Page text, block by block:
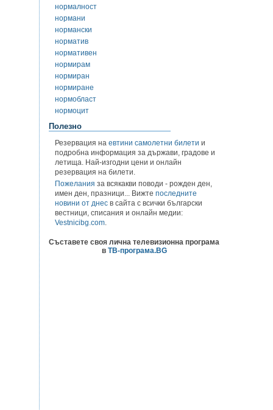
нормалност
нормани
нормански
норматив
нормативен
нормирам
нормиран
нормиране
нормобласт
нормоцит
Полезно
Резервация на евтини самолетни билети и
подробна информация за държави, градове и
летища. Най-изгодни цени и онлайн
резервация на билети.
Пожелания за всякакви поводи - рожден ден,
имен ден, празници... Вижте последните
новини от днес в сайта с всички български
вестници, списания и онлайн медии:
Vestnicibg.com.
Съставете своя лична телевизионна програма
в ТВ-програма.BG